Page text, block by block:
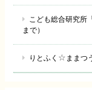
こども総合研究所
まで）
りとふく☆ままつ